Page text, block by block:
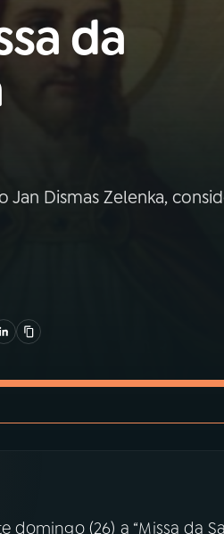
Buscarda
Dismas Zelenka,
domingo (26) a “Missa da